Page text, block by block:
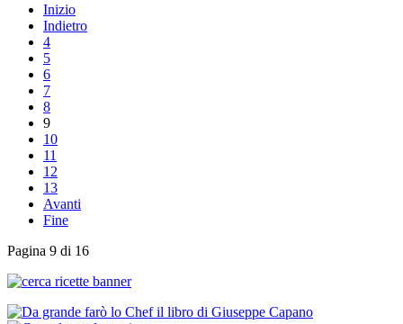
Inizio
Indietro
4
5
6
7
8
9
10
11
12
13
Avanti
Fine
Pagina 9 di 16